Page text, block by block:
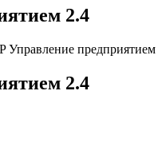
2.4
Управление предприятием
2.4